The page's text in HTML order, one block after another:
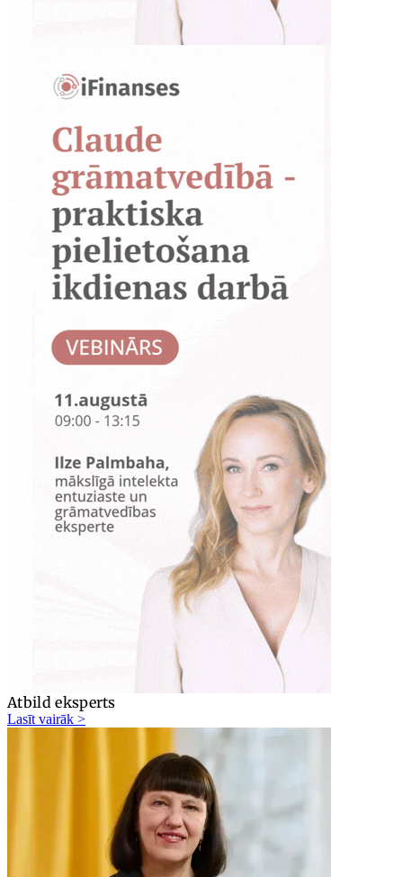
Atbild eksperts
Lasīt vairāk >